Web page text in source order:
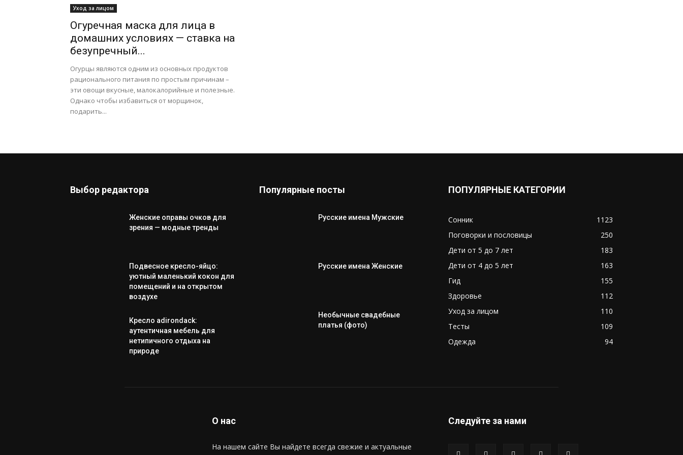
Уход за лицом
Огуречная маска для лица в
домашних условиях — ставка на
безупречный...
Огурцы являются одним из основных продуктов
рационального питания по простым причинам –
эти овощи вкусные, малокалорийные и полезные.
Однако чтобы избавиться от морщинок,
подарить...
Выбор редактора
Женские оправы очков для
зрения — модные тренды
Подвесное кресло-яйцо:
уютный маленький кокон для
помещений и на открытом
воздухе
Кресло adirondack:
аутентичная мебель для
нетипичного отдыха на
природе
Популярные посты
Русские имена Мужские
Русские имена Женские
Необычные свадебные
платья (фото)
ПОПУЛЯРНЫЕ КАТЕГОРИИ
Сонник
1123
Поговорки и пословицы
250
Дети от 5 до 7 лет
183
Дети от 4 до 5 лет
163
Гид
155
Здоровье
112
Уход за лицом
110
Тесты
109
Одежда
94
О нас
На нашем сайте Вы найдете всегда свежие и актуальные
Следуйте за нами